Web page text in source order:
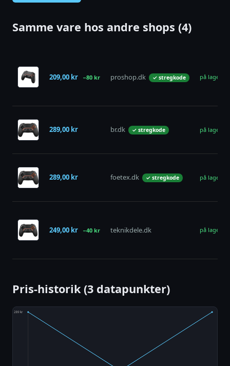
Samme vare hos andre shops (4)
209,00 kr −80 kr proshop.dk ✓ stregkode på lager
289,00 kr br.dk ✓ stregkode på lager
289,00 kr foetex.dk ✓ stregkode på lager
249,00 kr −40 kr teknikdele.dk på lager
Pris-historik (3 datapunkter)